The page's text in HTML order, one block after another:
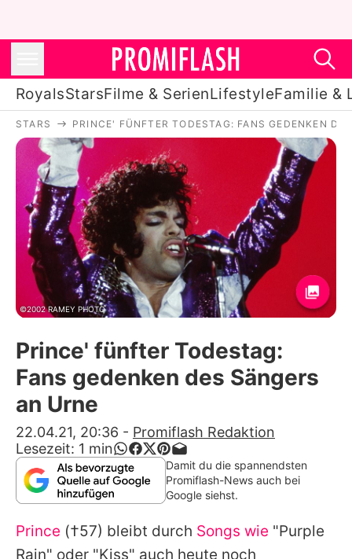
RoyalsStarsFilme & SerienLifestyleFamilie &
Royals
Stars
Filme & Serien
Lifestyle
Familie & Liebe
Promiflash Exklusiv
Alle Themen auf Promiflash
App runterladen
Team
Redaktionelle Richtlinien
Impressum
STARS PRINCE' FÜNFTER TODESTAG: FANS GEDENKEN
©2002 RAMEY PHOTO
Prince' fünfter Todestag:
Fans gedenken des Sängers
an Urne
22.04.21, 20:36 - Promiflash Redaktion
Lesezeit: 1 min
Damit du die spannendsten
Promiflash-News auch bei
Google siehst.
Prince (†57) bleibt durch Songs wie "Purple
Rain" oder "Kiss" auch heute noch